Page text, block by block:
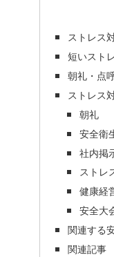
ストレス
短いスト
朝礼・点
ストレス
朝礼
安全衛
社内掲
ストレ
健康経
安全大
関連する
関連記事